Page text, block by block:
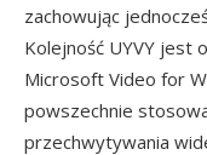
zachowując
Kolejność UYVY jest
Microsoft Video for
powszechnie
przechwytywania